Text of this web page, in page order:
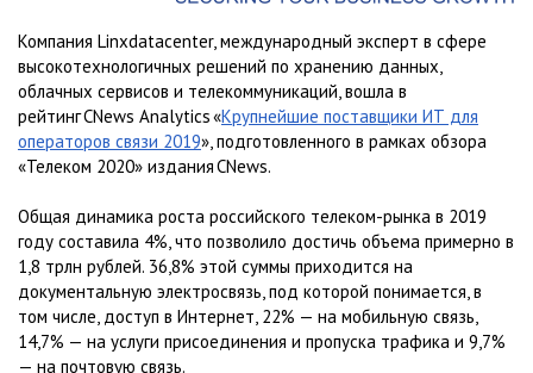
Компания Linxdatacenter, международный эксперт в сфере
высокотехнологичных решений по хранению данных,
облачных сервисов и телекоммуникаций, вошла в
рейтинг CNews Analytics «Крупнейшие поставщики ИТ для
операторов связи 2019», подготовленного в рамках обзора
«Телеком 2020» издания CNews.
Общая динамика роста российского телеком-рынка в 2019
году составила 4%, что позволило достичь объема примерно в
1,8 трлн рублей. 36,8% этой суммы приходится на
документальную электросвязь, под которой понимается, в
том числе, доступ в Интернет, 22% — на мобильную связь,
14,7% — на услуги присоединения и пропуска трафика и 9,7%
— на почтовую связь.